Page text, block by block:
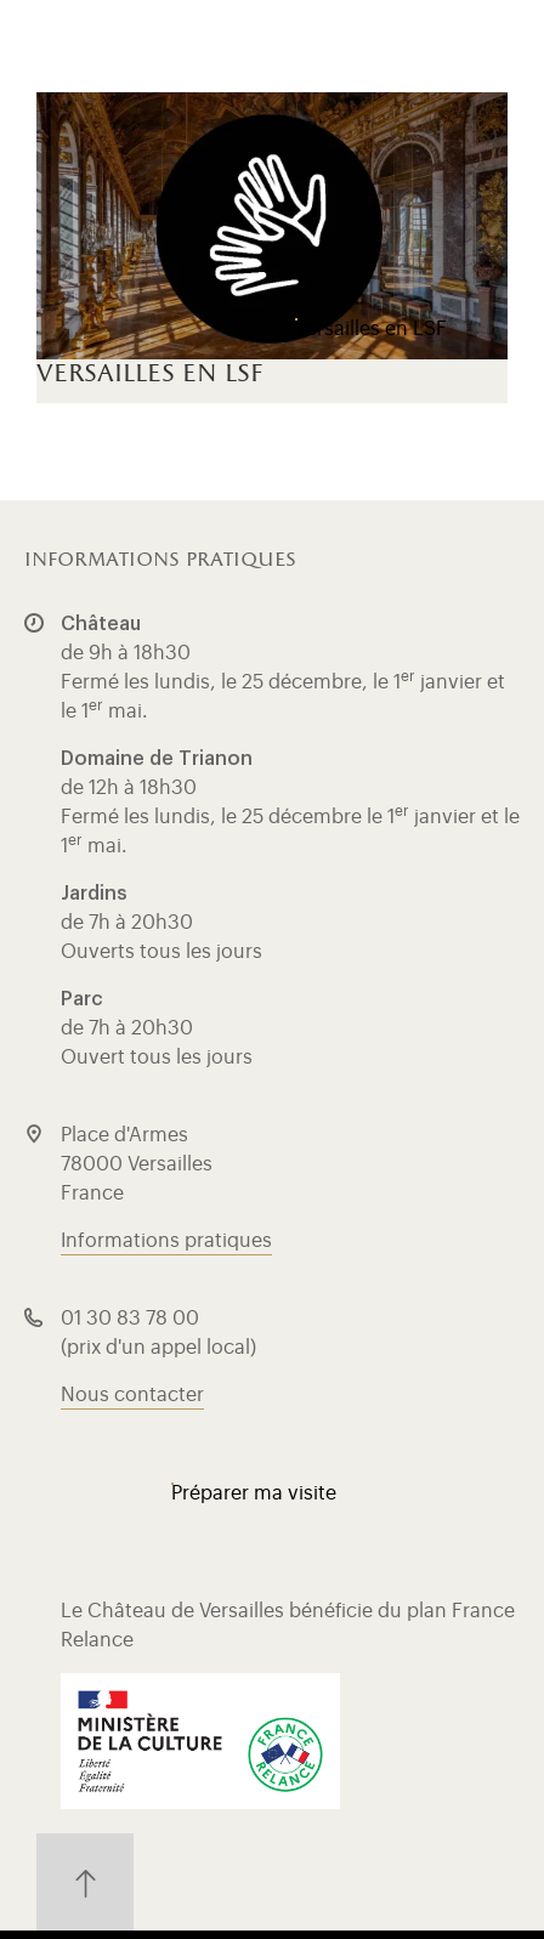
versailles en lsf
Versailles en LSF
informations pratiques
Château
de 9h à 18h30
Fermé les lundis, le 25 décembre, le 1 er janvier et
le 1 er mai.
Domaine de Trianon
de 12h à 18h30
Fermé les lundis, le 25 décembre le 1 er janvier et le
1 er mai.
Jardins
de 7h à 20h30
Ouverts tous les jours
Parc
de 7h à 20h30
Ouvert tous les jours
Place d'Armes
78000 Versailles
France
Informations pratiques
01 30 83 78 00
(prix d'un appel local)
Nous contacter
Préparer ma visite
Le Château de Versailles bénéficie du plan France
Relance